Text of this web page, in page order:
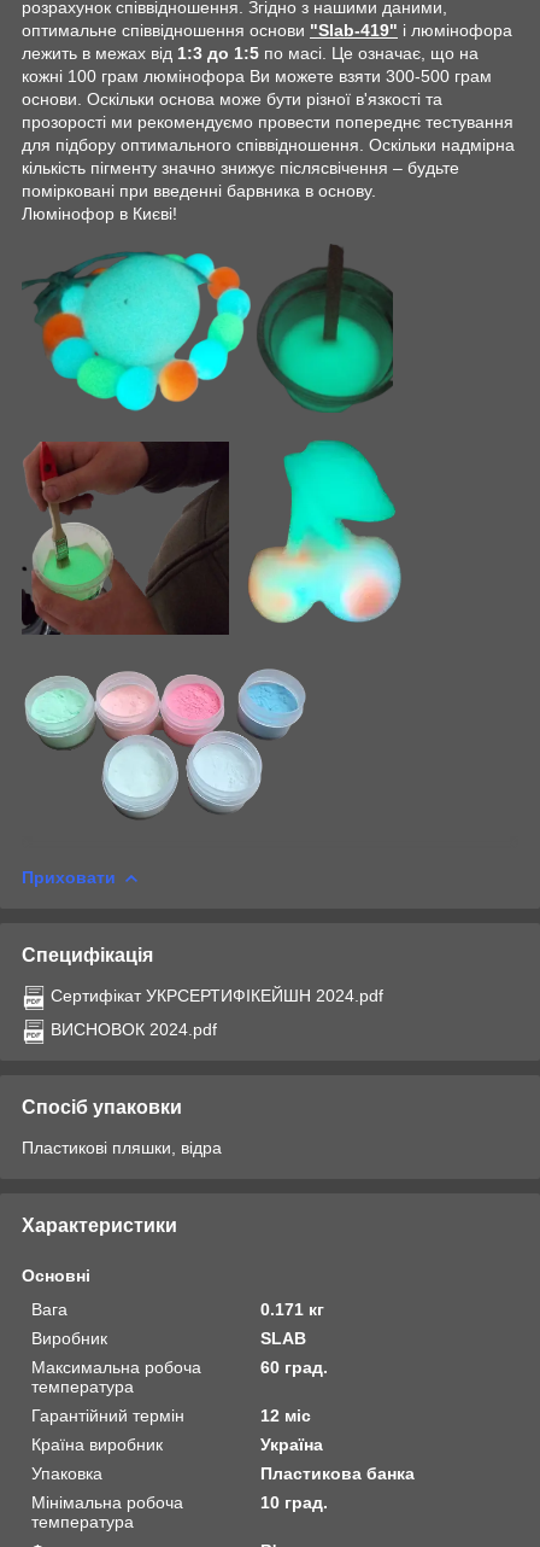
розрахунок співвідношення. Згідно з нашими даними,
оптимальне співвідношення основи "Slab-419" і люмінофора
лежить в межах від 1:3 до 1:5 по масі. Це означає, що на
кожні 100 грам люмінофора Ви можете взяти 300-500 грам
основи. Оскільки основа може бути різної в'язкості та
прозорості ми рекомендуємо провести попереднє тестування
для підбору оптимального співвідношення. Оскільки надмірна
кількість пігменту значно знижує післясвічення – будьте
помірковані при введенні барвника в основу.
Люмінофор в Києві!
Приховати
Специфікація
Сертифікат УКРСЕРТИФІКЕЙШН 2024.pdf
ВИСНОВОК 2024.pdf
Спосіб упаковки
Пластикові пляшки, відра
Характеристики
Основні
Вага
0.171 кг
Виробник
SLAB
Максимальна робоча
температура
60 град.
Гарантійний термін
12 міс
Країна виробник
Україна
Упаковка
Пластикова банка
Мінімальна робоча
температура
10 град.